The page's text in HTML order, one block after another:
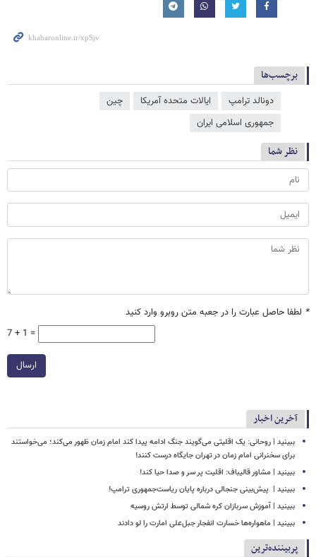
برچسب‌ها
دونالد ترامپ ایالات متحده آمریکا
چین
جمهوری اسلامی ایران
نظر شما
* لطفا حاصل عبارت را در جعبه متن روبرو وارد کنید
7 + 1 =
ارسال
آخرین اخبار
ببینید | روحانی: یک اقلیتی می‌گویند جنگ ادامه پیدا کند امام زمان ظهور می‌کند؛ می‌خواستند
برای سخنرانی امام زمان در تهران جایگاه درست کنند!
ببینید | مشاور قالیباف: اقلیت پر سر و صدا حیا کند!
ببینید | ‏ پیش‌بینی جنجالی درباره پایان ریاست‌جمهوری ترامپ!
ببینید | آموزش سربازان کره شمالی توسط ارتش روسیه
ببینید | ماهواره‌ها خسارت انفجار جبل‌علی امارت را لو دادند
پربیننده‌ترین